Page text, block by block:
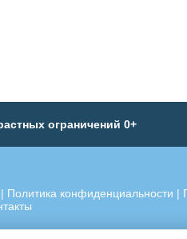
ограничений 0+
| Политика конфиденциальности |